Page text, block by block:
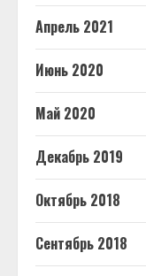
Апрель 2021
Июнь 2020
Май 2020
Декабрь 2019
Октябрь 2018
Сентябрь 2018